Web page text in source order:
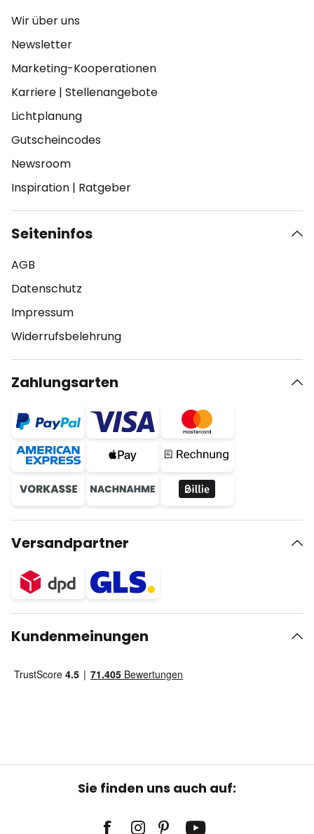
Wir über uns
Newsletter
Marketing-Kooperationen
Karriere | Stellenangebote
Lichtplanung
Gutscheincodes
Newsroom
Inspiration | Ratgeber
Seiteninfos
AGB
Datenschutz
Impressum
Widerrufsbelehrung
Zahlungsarten
Versandpartner
Kundenmeinungen
Sie finden uns auch auf: